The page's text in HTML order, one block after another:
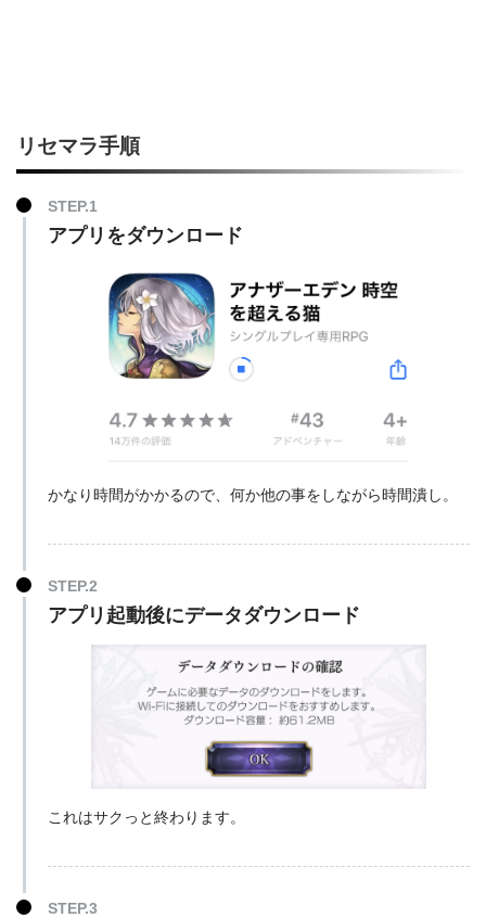
リセマラ手順
アプリをダウンロード
かなり時間がかかるので、何か他の事をしながら時間潰し。
アプリ起動後にデータダウンロード
これはサクっと終わります。